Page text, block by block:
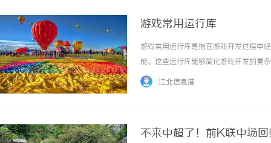
游戏常用运行库
游戏常用运行库是指在游戏开发过程中
能。这些运行库能够简化游戏开发的复
行库图形渲染运行库是游戏开发中不可
江北信息港
不来中超了！前K联中场